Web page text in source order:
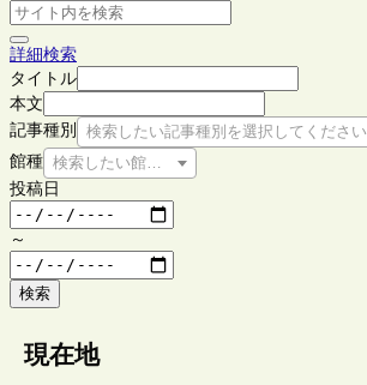
詳細検索
タイトル
本文
記事種別
検索したい記事種別を選択してください
館種 検索したい館種を選択してください
投稿日
～
検索
現在地